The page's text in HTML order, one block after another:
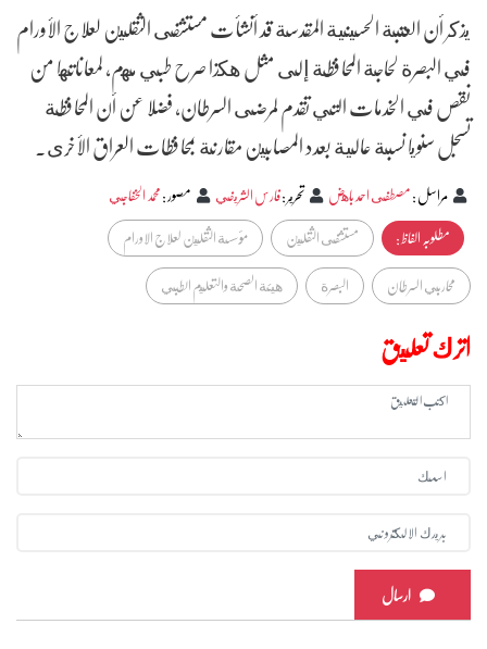
يذكر أن العتبة الحسينية المقدسة قد أنشأت مستشفى الثقلين لعلاج الأورام
في البصرة لحاجة المحافظة إلى مثل هكذا صرح طبي مهم، لمعاناتها من
نقص في الخدمات التي تقدم لمرضى السرطان، فضلا عن أن المحافظة
تسجل سنويا نسبة عالية بعدد المصابين مقارنة بمحافظات العراق الأخرى.
مراسل:مصطفى احمد باهض تحرير:فارس الشريفي مصور:محمد الخفاجي
مطلوبہ الفاظ :
مستشفى الثقلين
مؤسسة الثقلين لعلاج الاورام
محاربي السرطان
البصرة هيئة الصحة والتعليم الطبي
اترك تعليق
ارسال